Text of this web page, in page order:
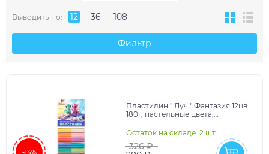
Выводить по: 12 36 108
Фильтр
-14%
Пластилин " Луч " Фантазия 12цв
180г, пастельные цвета,
картонная упако
Остаток на складе: 2 шт
326 ₽